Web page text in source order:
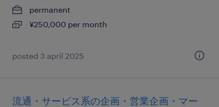
permanent
¥250,000 per month
posted 3 april 2025
流通・サービス系の企画・営業企画・マー